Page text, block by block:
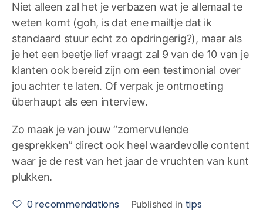
Niet alleen zal het je verbazen wat je allemaal te
weten komt (goh, is dat ene mailtje dat ik
standaard stuur echt zo opdringerig?), maar als
je het een beetje lief vraagt zal 9 van de 10 van je
klanten ook bereid zijn om een testimonial over
jou achter te laten. Of verpak je ontmoeting
überhaupt als een interview.
Zo maak je van jouw “zomervullende
gesprekken” direct ook heel waardevolle content
waar je de rest van het jaar de vruchten van kunt
plukken.
0recommendations Published in tips